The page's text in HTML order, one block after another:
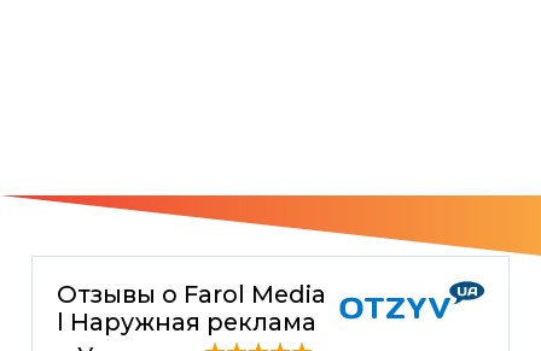
Отзывы о Farol Media
l Наружная реклама